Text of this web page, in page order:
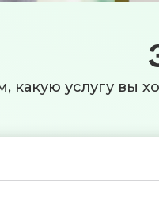
какую услугу вы